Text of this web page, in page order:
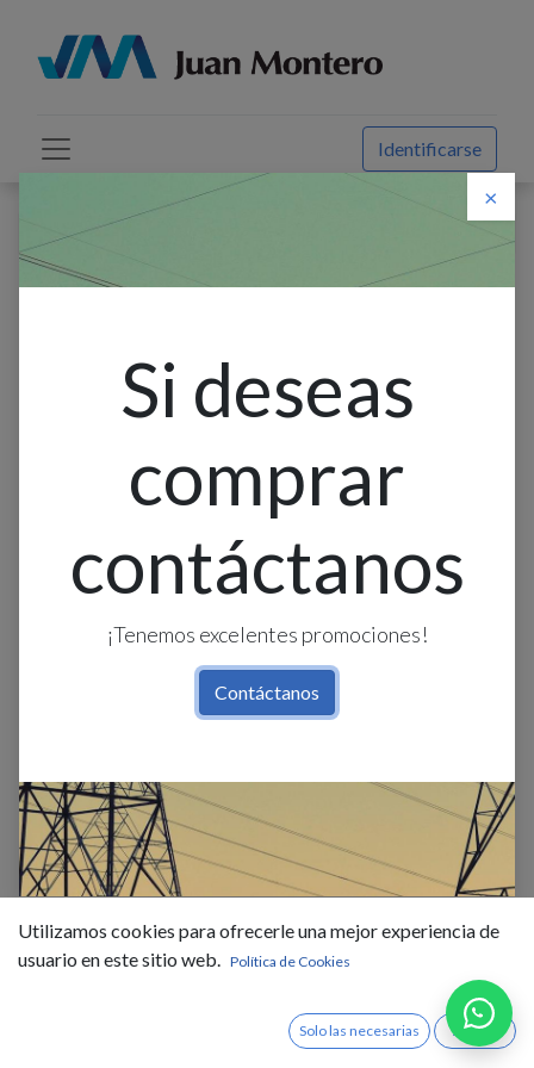
Identificarse
×
Si deseas
comprar
contáctanos
¡Tenemos excelentes promociones!
Contáctanos
Todos los productos
Lamp. Colg. 1L E27 Alum.
T/Campana Negro+Blanco
(40X48Mm)
Utilizamos cookies para ofrecerle una mejor experiencia de
usuario en este sitio web. Política de Cookies
Solo las necesarias Acepto